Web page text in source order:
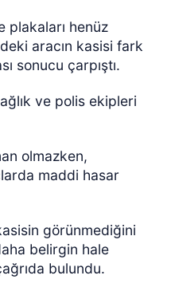
plakaları henüz
aracın kasisi fark
sonucu çarpıştı.
ve polis ekipleri
olmazken,
maddi hasar
görünmediğini
belirgin hale
bulundu.